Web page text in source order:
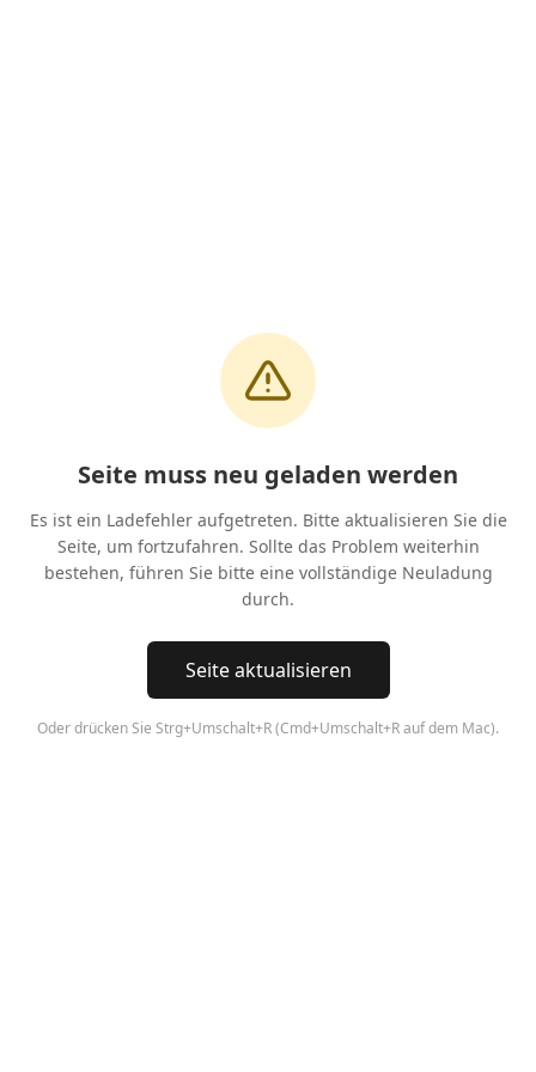
Seite muss neu geladen werden
Es ist ein Ladefehler aufgetreten. Bitte aktualisieren Sie die
Seite, um fortzufahren. Sollte das Problem weiterhin
bestehen, führen Sie bitte eine vollständige Neuladung
durch.
Seite aktualisieren
Oder drücken Sie Strg+Umschalt+R (Cmd+Umschalt+R auf dem Mac).